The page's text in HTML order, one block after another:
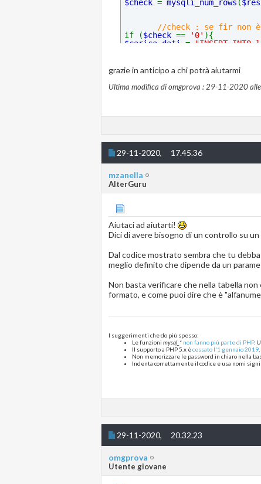
$check = mysqli_num_rows (
//check : se fir non
if ($check == '0' ){
$carica_dati = "INSERT
echo '<script>alert("DATI
mysqli_close();
grazie in anticipo a chi potrà aiutarmi
Ultima modifica di omgprova : 29-11-2020
29-11-2020, 17.45.36
mzanella
AlterGuru
Aiutaci ad aiutarti!
Dici di avere bisogno di un controllo su
Dal codice mostrato sembra che tu
meglio definito che dipende da un
Non basta verificare che nella tabella
formato, e come puoi dire che è
I suggerimenti che do più spesso:
Le funzioni mysql_* non fanno più parte di PHP.
Il supporto a PHP 5.x ècessato l'1 gennaio 2019
Non memorizzare le password in chiaro nella
Indenta correttamente il codice e usa nomi
29-11-2020, 20.32.23
omgprova
Utente giovane